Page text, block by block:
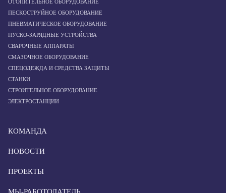
ОТОПИТЕЛЬНОЕ ОБОРУДОВАНИЕ
ПЕСКОСТРУЙНОЕ ОБОРУДОВАНИЕ
ПНЕВМАТИЧЕСКОЕ ОБОРУДОВАНИЕ
ПУСКО-ЗАРЯДНЫЕ УСТРОЙСТВА
СВАРОЧНЫЕ АППАРАТЫ
СМАЗОЧНОЕ ОБОРУДОВАНИЕ
СПЕЦОДЕЖДА И СРЕДСТВА ЗАЩИТЫ
СТАНКИ
СТРОИТЕЛЬНОЕ ОБОРУДОВАНИЕ
ЭЛЕКТРОСТАНЦИИ
КОМАНДА
НОВОСТИ
ПРОЕКТЫ